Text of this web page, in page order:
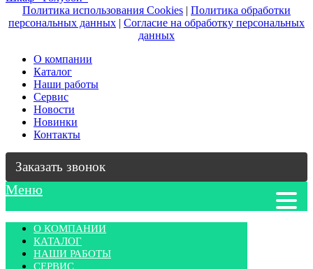
по
записям
Политика использования Cookies | Политика обработки
персональных данных | Согласие на обработку персональных
данных
О компании
Каталог
Наши работы
Сервис
Новости
Новинки
Контакты
Заказать звонок
Меню
О КОМПАНИИ
КАТАЛОГ
НАШИ РАБОТЫ
СЕРВИС